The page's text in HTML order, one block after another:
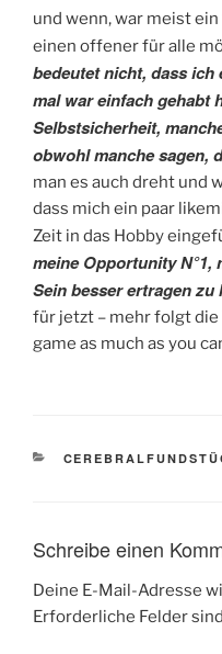
und wenn, war meist
einen offener für alle
bedeutet nicht, dass ich
mal war einfach gehabt
Selbstsicherheit,
obwohl manche sagen,
man es auch dreht und
dass mich ein paar
Zeit in das Hobby
meine Opportunity N°1,
Sein besser ertragen zu
für jetzt – mehr folgt die
game as much as you
KATEGORIEN
Schreibe einen
Deine E-Mail-Adresse
Erforderliche Felder